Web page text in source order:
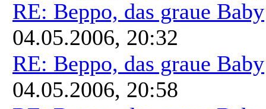
RE: Beppo, das graue Baby
04.05.2006, 20:32
RE: Beppo, das graue Baby
04.05.2006, 20:58